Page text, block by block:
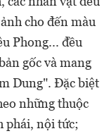
cho đến màu
Phong... đều
gốc và mang
Dung". Đặc biệt
những thuộc
phái, nội tức;